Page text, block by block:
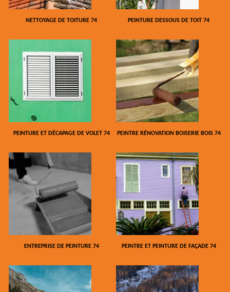
NETTOYAGE DE TOITURE 74 PEINTURE DESSOUS DE TOIT 74
PEINTURE ET DÉCAPAGE DE VOLET 74 PEINTRE RÉNOVATION BOISERIE BOIS 74
ENTREPRISE DE PEINTURE 74 PEINTRE ET PEINTURE DE FAÇADE 74